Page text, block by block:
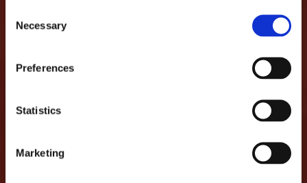
Selection
Necessary
Preferences
Statistics
Marketing
...prometemos no spamearte y solo contarte
cosas interesantes descuentos, eventos,